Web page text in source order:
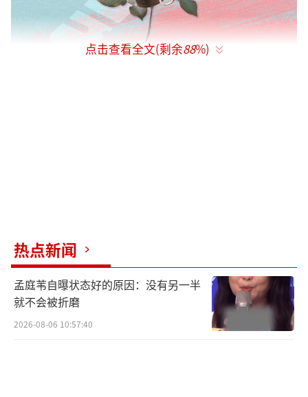
讲述了憧憬与命定之人相遇之时的多样心绪。
艾热AIR和王以太此次合作，也碰撞出了更为精
彩的灵感火花，两人用不同以往的风格唱腔，
赋予了爱情更加写实的期待，从相识相知到别
点击查看全文(剩余88%)
热点新闻
孟庭苇自曝状态好的原因：没有另一半
就不会被折磨
2026-08-06 10:57:40